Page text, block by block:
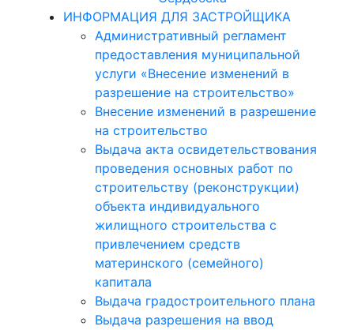
ИНФОРМАЦИЯ ДЛЯ ЗАСТРОЙЩИКА
Административный регламент
предоставления муниципальной
услуги «Внесение изменений в
разрешение на строительство»
Внесение изменений в разрешение
на строительство
Выдача акта освидетельствования
проведения основных работ по
строительству (реконструкции)
объекта индивидуального
жилищного строительства с
привлечением средств
материнского (семейного)
капитала
Выдача градостроительного плана
Выдача разрешения на ввод